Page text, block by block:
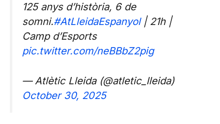
125 anys d’història, 6 de
somni.#AtLleidaEspanyol| 21h |
Camp d’Esports
pic.twitter.com/neBBbZ2pig
— Atlètic Lleida (@atletic_lleida)
October 30, 2025